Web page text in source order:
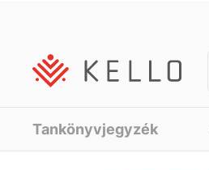
Tankönyvjegyzék